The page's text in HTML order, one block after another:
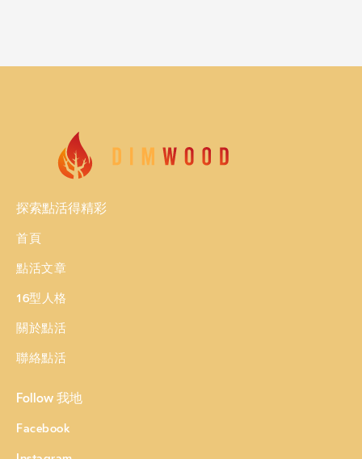
探索點活得精彩
首頁
點活文章
16型人格
關於點活
聯絡點活
Follow 我地
Facebook